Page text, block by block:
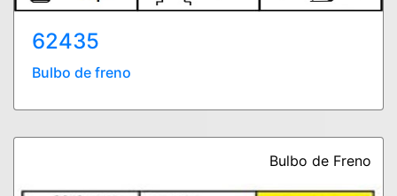
62435
Bulbo de freno
Bulbo de Freno